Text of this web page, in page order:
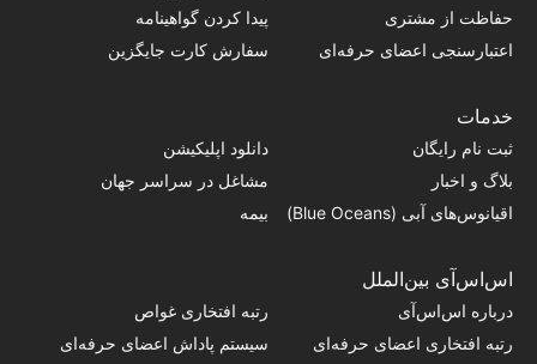
حفاظت از مشتری
پیدا کردن گواهینامه
اعتبارسنجی اعضای حرفه‌ای
سفارش کارت جایگزین
خدمات
ثبت نام رایگان
دانلود اپلیکیشن
بلاگ و اخبار
مشاغل در سراسر جهان
اقیانوس‌های آبی (Blue Oceans)
بیمه
اس‌اس‌آی بین‌الملل
درباره اس‌اس‌آی
رتبه افتخاری غواص
رتبه افتخاری اعضای حرفه‌ای
سیستم پاداش اعضای حرفه‌ای